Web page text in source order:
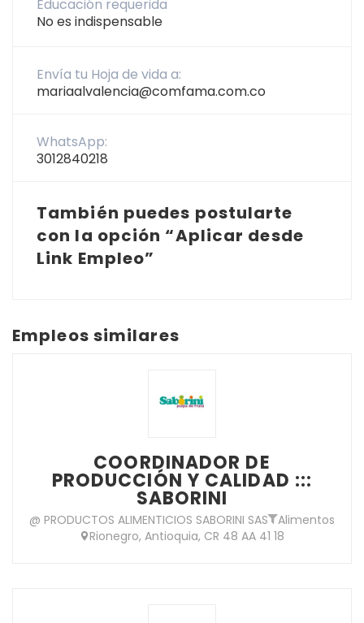
Educación requerida
No es indispensable
Envía tu Hoja de vida a:
mariaalvalencia@comfama.com.co
WhatsApp:
3012840218
También puedes postularte
con la opción “Aplicar desde
Link Empleo”
Empleos similares
COORDINADOR DE
PRODUCCIÓN Y CALIDAD :::
SABORINI
@ PRODUCTOS ALIMENTICIOS SABORINI SAS
Alimentos
Rionegro, Antioquia, CR 48 AA 41 18